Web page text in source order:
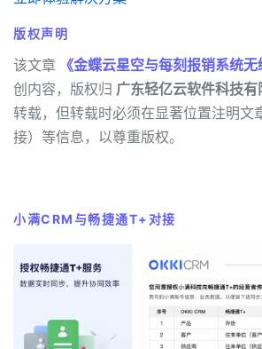
版权声明
该文章 《金蝶云星空与每刻报销系统无
创内容，版权归 广东轻亿云软件科技有
转载，但转载时必须在显著位置注明文
接）等信息，以尊重版权。
小满CRM与畅捷通T+对接